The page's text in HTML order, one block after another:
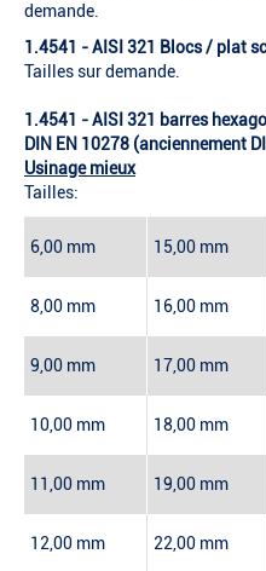
demande.
1.4541 - AISI 321 Blocs / plat
Tailles sur demande.
1.4541 - AISI 321 barres
DIN EN 10278 (anciennement
Usinage mieux
Tailles:
6,00 mm 15,00 mm
8,00 mm 16,00 mm
9,00 mm 17,00 mm
10,00 mm 18,00 mm
11,00 mm 19,00 mm
12,00 mm 22,00 mm